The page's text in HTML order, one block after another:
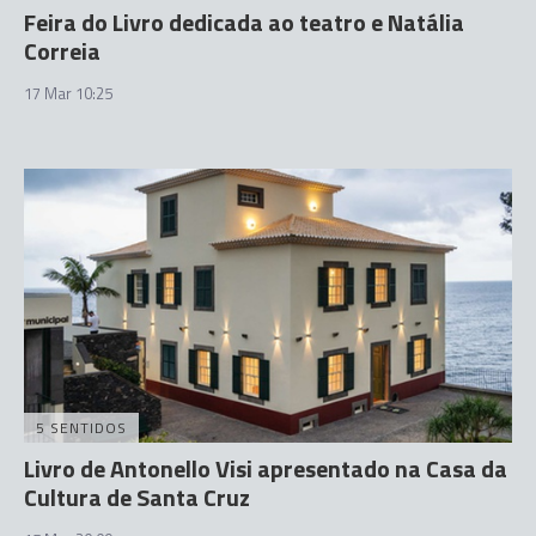
Feira do Livro dedicada ao teatro e Natália
Correia
17 Mar 10:25
5 SENTIDOS
Livro de Antonello Visi apresentado na Casa da
Cultura de Santa Cruz